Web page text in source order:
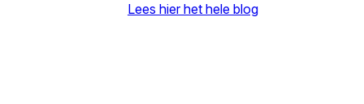
Lees hier het hele blog